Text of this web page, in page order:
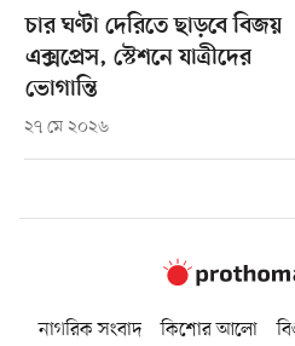
চার ঘণ্টা দেরিতে ছাড়বে বিজয়
এক্সপ্রেস, স্টেশনে যাত্রীদের
ভোগান্তি
২৭ মে ২০২৬
নাগরিক সংবাদ কিশোর আলো